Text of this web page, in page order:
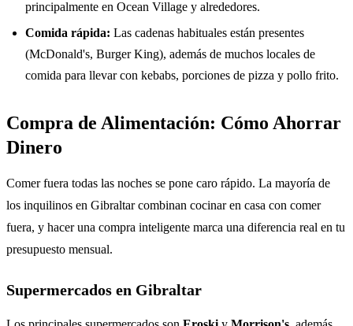
principalmente en Ocean Village y alrededores.
Comida rápida: Las cadenas habituales están presentes
(McDonald's, Burger King), además de muchos locales de
comida para llevar con kebabs, porciones de pizza y pollo frito.
Compra de Alimentación: Cómo Ahorrar
Dinero
Comer fuera todas las noches se pone caro rápido. La mayoría de
los inquilinos en Gibraltar combinan cocinar en casa con comer
fuera, y hacer una compra inteligente marca una diferencia real en tu
presupuesto mensual.
Supermercados en Gibraltar